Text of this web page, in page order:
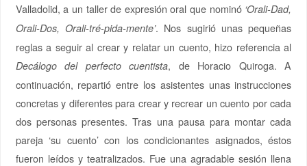
Valladolid, a un taller de expresión oral que nominó ‘Orali-Dad,
Orali-Dos, Orali-tré-pida-mente’. Nos sugirió unas pequeñas
reglas a seguir al crear y relatar un cuento, hizo referencia al
Decálogo del perfecto cuentista, de Horacio Quiroga. A
continuación, repartió entre los asistentes unas instrucciones
concretas y diferentes para crear y recrear un cuento por cada
dos personas presentes. Tras una pausa para montar cada
pareja ‘su cuento’ con los condicionantes asignados, éstos
fueron leídos y teatralizados. Fue una agradable sesión llena